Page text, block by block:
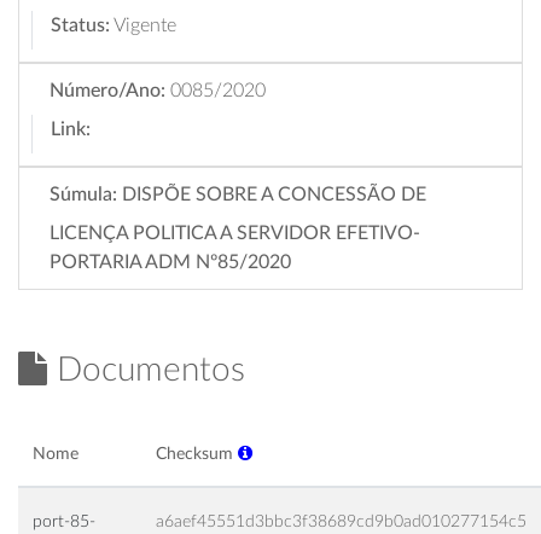
Status: Vigente
Número/Ano: 0085/2020
Link:
Súmula: DISPÕE SOBRE A CONCESSÃO DE
LICENÇA POLITICA A SERVIDOR EFETIVO-
PORTARIA ADM Nº85/2020
Documentos
Nome Checksum
port-85-
a6aef45551d3bbc3f38689cd9b0ad010277154c5